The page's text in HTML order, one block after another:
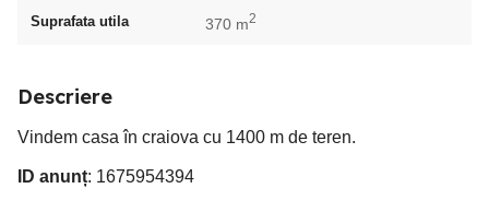
Suprafata utila 370 m2
Descriere
Vindem casa în craiova cu 1400 m de teren.
ID anunț: 1675954394